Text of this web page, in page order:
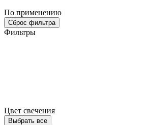
По применению
Сброс фильтра
Фильтры
Цвет свечения
Выбрать все